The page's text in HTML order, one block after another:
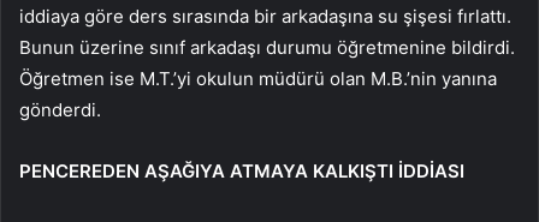
iddiaya göre ders sırasında bir arkadaşına su şişesi fırlattı.
Bunun üzerine sınıf arkadaşı durumu öğretmenine bildirdi.
Öğretmen ise M.T.’yi okulun müdürü olan M.B.’nin yanına
gönderdi.
PENCEREDEN AŞAĞIYA ATMAYA KALKIŞTI İDDİASI